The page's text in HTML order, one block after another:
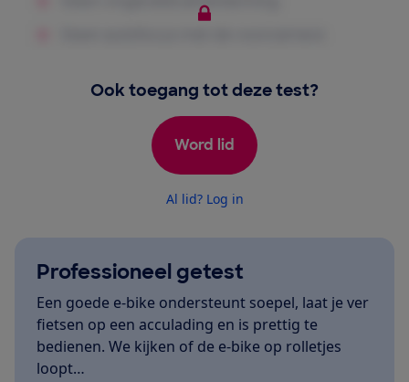
Ook toegang tot deze test?
Word lid
Al lid? Log in
Professioneel getest
Een goede e-bike ondersteunt soepel, laat je ver
fietsen op een acculading en is prettig te
bedienen. We kijken of de e-bike op rolletjes
loopt…